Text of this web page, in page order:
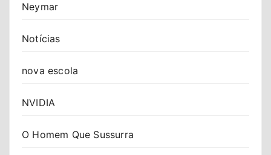
Neymar
Notícias
nova escola
NVIDIA
O Homem Que Sussurra